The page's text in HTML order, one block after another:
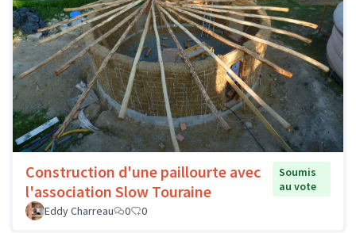
Construction d'une paillourte avec
l'association Slow Touraine
Soumis
au vote
Eddy Charreau
0 0